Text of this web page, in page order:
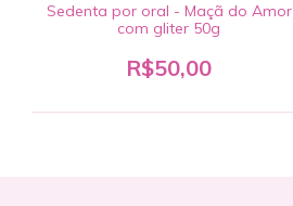
Sedenta por oral - Maçã do Amor
com gliter 50g
R$50,00